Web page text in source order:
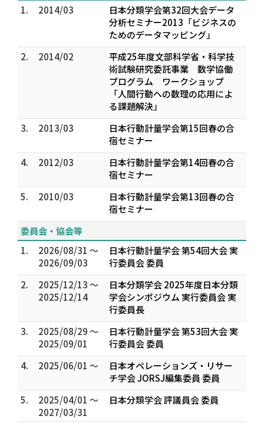
1. 2014/03
日本分類学会第32回大会データ
分析セミナー2013「ビジネスの
ためのデータマッピング」
2.
2014/02
平成25年度文部科学省・科学技
術試験研究委託事業 数学協働
プログラム ワークショップ
「人間行動への数理の応用によ
る課題解決」
3.
2013/03
日本行動計量学会第15回春の合
宿セミナー
4.
2012/03
日本行動計量学会第14回春の合
宿セミナー
5.
2010/03
日本行動計量学会第13回春の合
宿セミナー
委員会・協会等
1.
2026/08/31 ～
2026/09/03
日本行動計量学会 第54回大会 実
行委員会 委員
2.
2025/12/13 ～
2025/12/14
日本分類学会 2025年度日本分類
学会シンポジウム 実行委員会 実
行委員長
3.
2025/08/29 ～
2025/09/01
日本行動計量学会 第53回大会 実
行委員会 委員
4.
2025/06/01 ～
日本オペレーションズ・リサー
チ学会 JORSJ編集委員 委員
5.
2025/04/01 ～
2027/03/31
日本分類学会 評議員会 委員